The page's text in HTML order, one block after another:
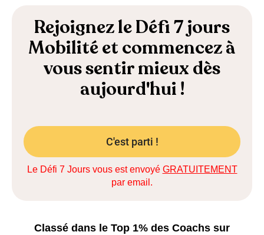
Rejoignez le Défi 7 jours
Mobilité et commencez à
vous sentir mieux dès
aujourd'hui !
C'est parti !
Le Défi 7 Jours vous est envoyé GRATUITEMENT
par email.
Classé dans le Top 1% des Coachs sur